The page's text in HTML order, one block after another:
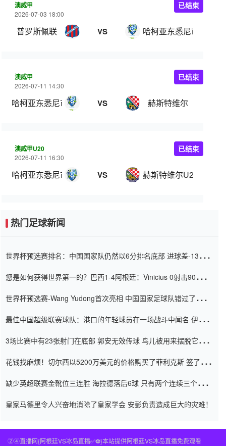
澳威甲
2026-07-03 18:00
普罗斯佩联 VS 哈柯亚东悉尼市
已结束
澳威甲
2026-07-11 14:30
哈柯亚东悉尼市 VS 赫斯特维尔
已结束
澳威甲U20
2026-07-11 16:30
哈柯亚东悉尼市U20 VS 赫斯特维尔U20
已结束
热门足球新闻
世界杯预选赛排名：中国国家队仍然以6分排名底部 进球差-13令人
您是如何获得世界第一的？巴西1-4阿根廷：Vinicius 0射击90分钟
世界杯预选赛-Wang Yudong首次亮相 中国国家足球队错过了世界
最佳中国超级联赛球队：港口的年轻球员在一场战斗中闻名 伊万放
3场比赛中有23张射门在底部 郭安无效传球 鸟儿被用来摆脱它
花钱找麻烦！切尔西以5200万美元的价格购买了菲利克斯 签了7年
缺少英超联赛金靴位三连胜 海拉德落后6球 只有两个连续三个连续
皇家马德里令人兴奋地消除了皇家学会 安彭负责造成巨大的灾难！
②④直播网{阿根廷VS冰岛直播✅⚽️}本站提供阿根廷VS冰岛直播免费观看